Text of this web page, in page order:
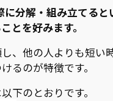
分解・組み立てると
とを好みます。
、他の人よりも短い
るのが特徴です。
下のとおりです。